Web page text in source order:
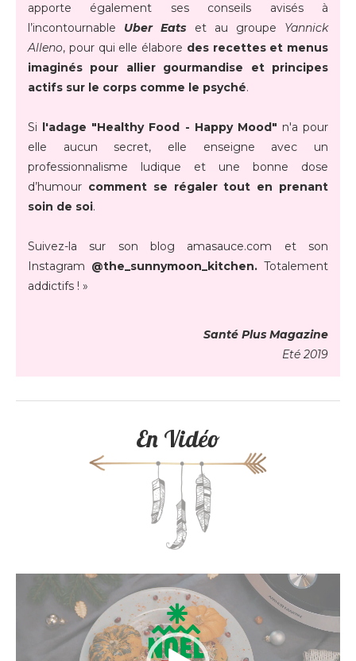
apporte également ses conseils avisés à
l’incontournable Uber Eats et au groupe Yannick
Alleno, pour qui elle élabore des recettes et menus
imaginés pour allier gourmandise et principes
actifs sur le corps comme le psyché.
Si l'adage "Healthy Food - Happy Mood" n'a pour
elle aucun secret, elle enseigne avec un
professionnalisme ludique et une bonne dose
d’humour comment se régaler tout en prenant
soin de soi.
Suivez-la sur son blog amasauce.com et son
Instagram @the_sunnymoon_kitchen. Totalement
addictifs ! »
Santé Plus Magazine
Eté 2019
En Vidéo